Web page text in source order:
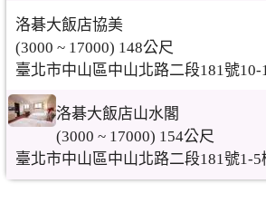
洛碁大飯店協美
(3000 ~ 17000) 148公尺
臺北市中山區中山北路二段181號10-
洛碁大飯店山水閣
(3000 ~ 17000) 154公尺
臺北市中山區中山北路二段181號1-5